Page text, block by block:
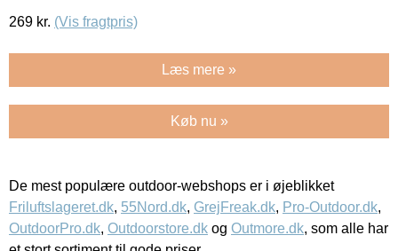
269 kr. (Vis fragtpris)
Læs mere »
Køb nu »
De mest populære outdoor-webshops er i øjeblikket
Friluftslageret.dk, 55Nord.dk, GrejFreak.dk, Pro-Outdoor.dk,
OutdoorPro.dk, Outdoorstore.dk og Outmore.dk, som alle har